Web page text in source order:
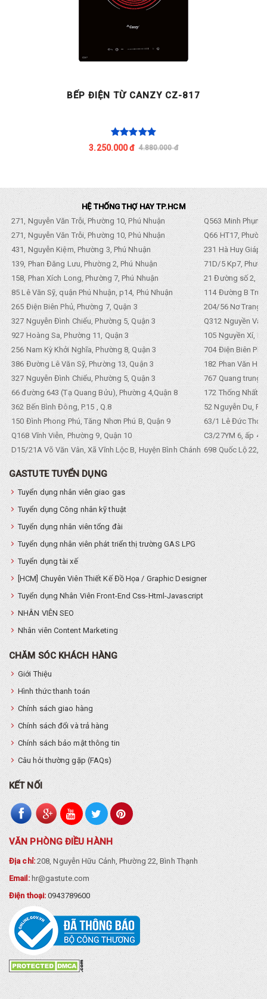
BẾP ĐIỆN TỪ CANZY CZ-817
3.250.000 đ 4.880.000 đ
HỆ THỐNG THỢ HAY TP.HCM
271, Nguyễn Văn Trỗi, Phường 10, Phú Nhuận
Q563 Minh
271, Nguyễn Văn Trỗi, Phường 10, Phú Nhuận
Q66 HT17,
431, Nguyễn Kiệm, Phường 3, Phú Nhuận
231 Hà Huy Giáp,
139, Phan Đăng Lưu, Phường 2, Phú Nhuận
71D/5 Kp7,
158, Phan Xích Long, Phường 7, Phú Nhuận
21 Đường số 2,
85 Lê Văn Sỹ, quận Phú Nhuận, p14, Phú Nhuận
114 Đường B
265 Điện Biên Phủ, Phường 7, Quận 3
204/56 Nơ Trang
327 Nguyễn Đình Chiểu, Phường 5, Quận 3
Q312 Nguyền
927 Hoàng Sa, Phường 11, Quận 3
105 Nguyền Xí,
256 Nam Kỳ Khởi Nghĩa, Phường 8, Quận 3
704 Điện Biên
386 Đường Lê Văn Sỹ, Phường 13, Quận 3
182 Phan Văn
327 Nguyễn Đình Chiểu, Phường 5, Quận 3
767 Quang trung,
66 đường 643 (Tạ Quang Bửu), Phường 4,Quận 8
172 Thống Nhất.
362 Bến Bình Đông, P.15 , Q.8
52 Nguyễn Du,
150 Đình Phong Phú, Tăng Nhơn Phú B, Quận 9
63/1 Lê Đức Thọ,
Q168 Vĩnh Viễn, Phường 9, Quận 10
C3/27YM 6, ấp 4,
D15/21A Võ Văn Vân, Xã Vĩnh Lộc B, Huyện Bình Chánh 698 Quốc Lộ 22,
GASTUTE TUYỂN DỤNG
Tuyển dụng nhân viên giao gas
Tuyển dụng Công nhân kỹ thuật
Tuyển dụng nhân viên tổng đài
Tuyển dụng nhân viên phát triển thị trường GAS LPG
Tuyển dụng tài xế
[HCM] Chuyên Viên Thiết Kế Đồ Họa / Graphic Designer
Tuyển dụng Nhân Viên Front-End Css-Html-Javascript
NHÂN VIÊN SEO
Nhân viên Content Marketing
CHĂM SÓC KHÁCH HÀNG
Giới Thiệu
Hình thức thanh toán
Chính sách giao hàng
Chính sách đổi và trả hàng
Chính sách bảo mật thông tin
Câu hỏi thường gặp (FAQs)
KẾT NỐI
VĂN PHÒNG ĐIỀU HÀNH
Địa chỉ:208, Nguyễn Hữu Cảnh, Phường 22, Bình Thạnh
Email: hr@gastute.com
Điện thoại:0943789600